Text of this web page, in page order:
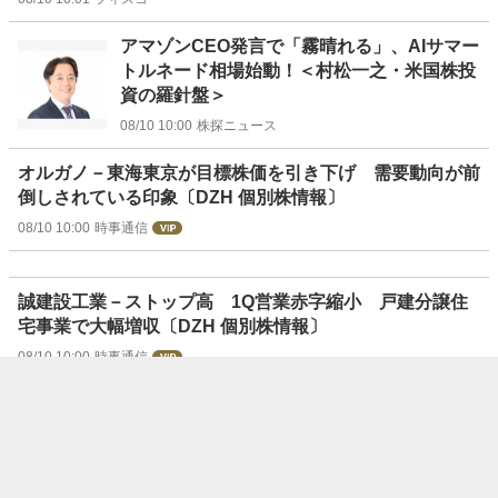
アマゾンCEO発言で「霧晴れる」、AIサマー
トルネード相場始動！＜村松一之・米国株投
資の羅針盤＞
08/10 10:00 株探ニュース
オルガノ－東海東京が目標株価を引き下げ 需要動向が前
倒しされている印象〔DZH 個別株情報〕
08/10 10:00 時事通信
誠建設工業－ストップ高 1Q営業赤字縮小 戸建分譲住
宅事業で大幅増収〔DZH 個別株情報〕
08/10 10:00 時事通信